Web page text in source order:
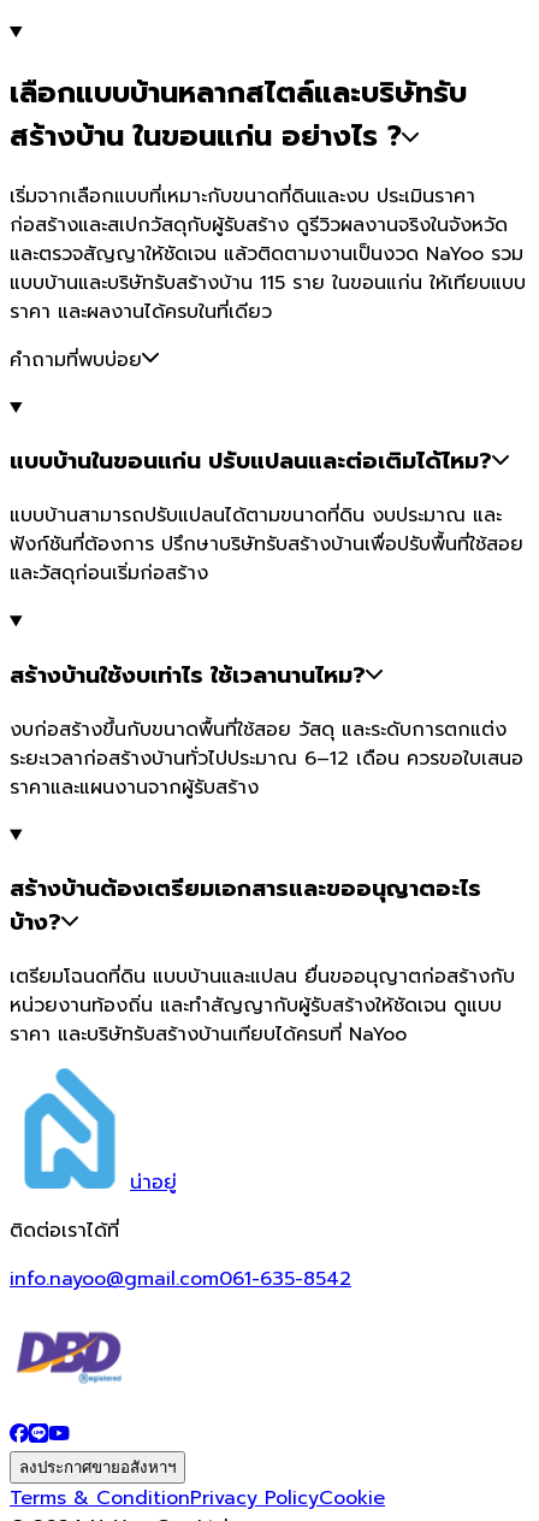
เลือกแบบบ้านหลากสไตล์และบริษัทรับ
สร้างบ้าน ในขอนแก่น อย่างไร ?
เริ่มจากเลือกแบบที่เหมาะกับขนาดที่ดินและงบ ประเมินราคา
ก่อสร้างและสเปกวัสดุกับผู้รับสร้าง ดูรีวิวผลงานจริงในจังหวัด
และตรวจสัญญาให้ชัดเจน แล้วติดตามงานเป็นงวด NaYoo รวม
แบบบ้านและบริษัทรับสร้างบ้าน 115 ราย ในขอนแก่น ให้เทียบแบบ
ราคา และผลงานได้ครบในที่เดียว
คำถามที่พบบ่อย
แบบบ้านในขอนแก่น ปรับแปลนและต่อเติมได้ไหม?
แบบบ้านสามารถปรับแปลนได้ตามขนาดที่ดิน งบประมาณ และ
ฟังก์ชันที่ต้องการ ปรึกษาบริษัทรับสร้างบ้านเพื่อปรับพื้นที่ใช้สอย
และวัสดุก่อนเริ่มก่อสร้าง
สร้างบ้านใช้งบเท่าไร ใช้เวลานานไหม?
งบก่อสร้างขึ้นกับขนาดพื้นที่ใช้สอย วัสดุ และระดับการตกแต่ง
ระยะเวลาก่อสร้างบ้านทั่วไปประมาณ 6–12 เดือน ควรขอใบเสนอ
ราคาและแผนงานจากผู้รับสร้าง
สร้างบ้านต้องเตรียมเอกสารและขออนุญาตอะไร
บ้าง?
เตรียมโฉนดที่ดิน แบบบ้านและแปลน ยื่นขออนุญาตก่อสร้างกับ
หน่วยงานท้องถิ่น และทำสัญญากับผู้รับสร้างให้ชัดเจน ดูแบบ
ราคา และบริษัทรับสร้างบ้านเทียบได้ครบที่ NaYoo
น่าอยู่
ติดต่อเราได้ที่
info.nayoo@gmail.com061-635-8542
ลงประกาศขายอสังหาฯ
Terms & ConditionPrivacy PolicyCookie